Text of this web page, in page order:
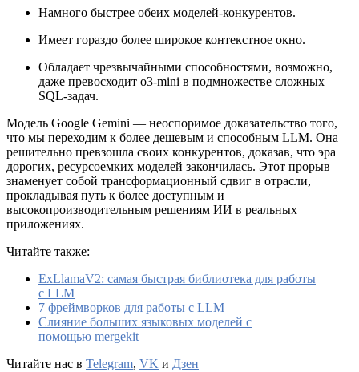
Намного быстрее обеих моделей-конкурентов.
Имеет гораздо более широкое контекстное окно.
Обладает чрезвычайными способностями, возможно,
даже превосходит o3-mini в подмножестве сложных
SQL-задач.
Модель Google Gemini — неоспоримое доказательство того,
что мы переходим к более дешевым и способным LLM. Она
решительно превзошла своих конкурентов, доказав, что эра
дорогих, ресурсоемких моделей закончилась. Этот прорыв
знаменует собой трансформационный сдвиг в отрасли,
прокладывая путь к более доступным и
высокопроизводительным решениям ИИ в реальных
приложениях.
Читайте также:
ExLlamaV2: самая быстрая библиотека для работы
с LLM
7 фреймворков для работы с LLM
Слияние больших языковых моделей с
помощью mergekit
Читайте нас в Telegram, VK и Дзен